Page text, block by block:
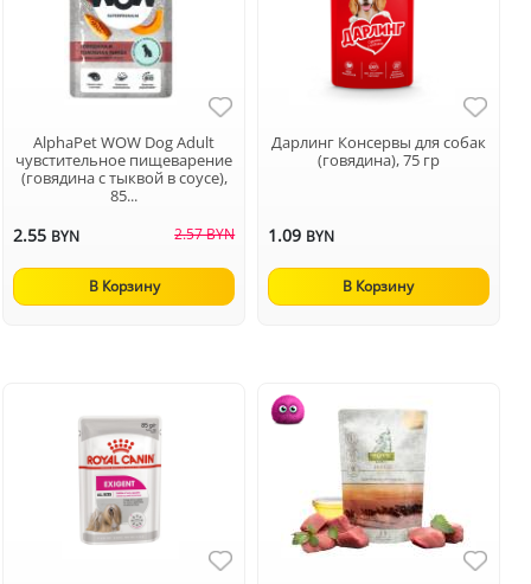
AlphaPet WOW Dog Adult
чувстительное пищеварение
(говядина с тыквой в соусе),
85...
2.55 BYN 2.57 BYN
В Корзину
Дарлинг Консервы для собак
(говядина), 75 гр
1.09 BYN
В Корзину